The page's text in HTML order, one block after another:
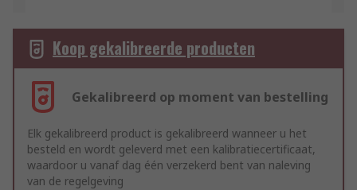
Koop gekalibreerde producten
Gekalibreerd op moment van bestelling
Elk gekalibreerd product is gekalibreerd wanneer u het
besteld en wordt geleverd met een kalibratiecertificaat,
waardoor u vanaf dag één verzekerd bent van naleving
van de regelgeving